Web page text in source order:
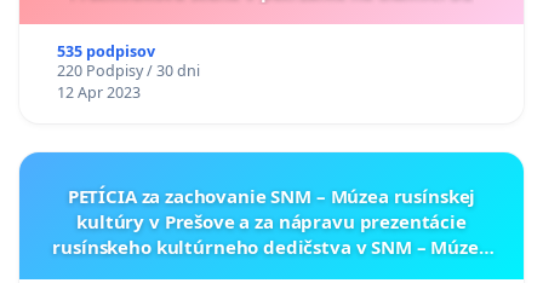
535 podpisov
220 Podpisy / 30 dni
12 Apr 2023
PETÍCIA za zachovanie SNM – Múzea rusínskej
kultúry v Prešove a za nápravu prezentácie
rusínskeho kultúrneho dedičstva v SNM – Múzeu